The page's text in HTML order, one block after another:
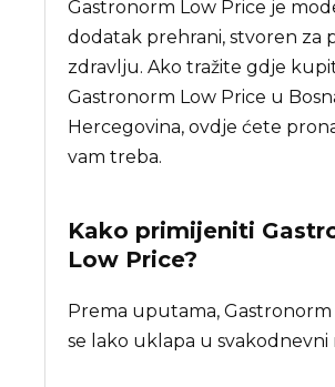
Gastronorm Low Price je
dodatak prehrani, stvoren za
zdravlju. Ako tražite gdje
Gastronorm Low Price u
Hercegovina, ovdje ćete
vam treba.
Kako primijeniti
Low Price?
Prema uputama, Gastronorm
se lako uklapa u svakodnevni